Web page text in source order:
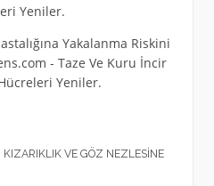
Yeniler.
Yakalanma Riskini
- Taze Ve Kuru İncir
Yeniler.
KIZARIKLIK VE GÖZ NEZLESINE